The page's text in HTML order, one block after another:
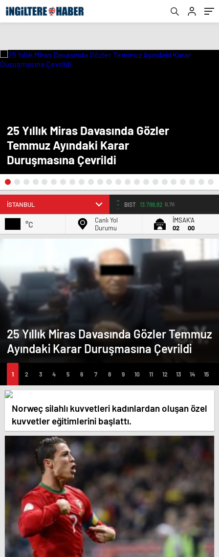
25 Yıllık Miras Davasında Gözler
Temmuz Ayındaki Karar
Duruşmasına Çevrildi
BIST 13.798,82 0,70
°C
Canlı Yol
Durumu
İMSAK'A
02
00
25 Yıllık Miras Davasında Gözler Temmuz
Ayındaki Karar Duruşmasına Çevrildi
Norweç silahlı kuvvetleri kadınlardan oluşan özel
kuvvetler eğitimlerini başlattı.